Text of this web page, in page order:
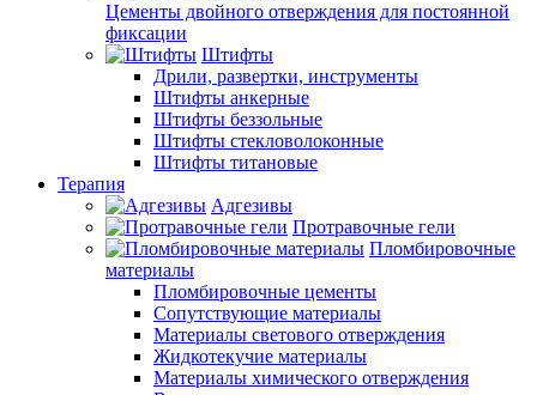
Цементы двойного отверждения для постоянной
фиксации
Штифты
Дрили, развертки, инструменты
Штифты анкерные
Штифты беззольные
Штифты стекловолоконные
Штифты титановые
Терапия
Адгезивы
Протравочные гели
Пломбировочные
материалы
Пломбировочные цементы
Сопутствующие материалы
Материалы светового отверждения
Жидкотекучие материалы
Материалы химического отверждения